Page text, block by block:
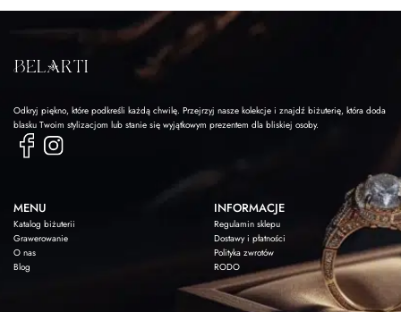
Odkryj piękno, które podkreśli każdą chwilę. Przejrzyj nasze kolekcje i znajdź biżuterię, która doda
blasku Twoim stylizacjom lub stanie się wyjątkowym prezentem dla bliskiej osoby.
MENU
Katalog biżuterii
Grawerowanie
O nas
Blog
INFORMACJE
Regulamin sklepu
Dostawy i płatności
Polityka zwrotów
RODO